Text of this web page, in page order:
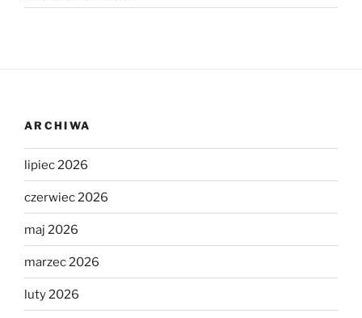
ARCHIWA
lipiec 2026
czerwiec 2026
maj 2026
marzec 2026
luty 2026